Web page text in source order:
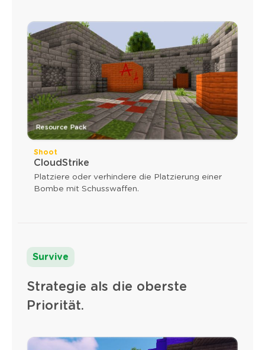
Resource Pack
Shoot
CloudStrike
Platziere oder verhindere die Platzierung einer
Bombe mit Schusswaffen.
Survive
Strategie als die oberste
Priorität.